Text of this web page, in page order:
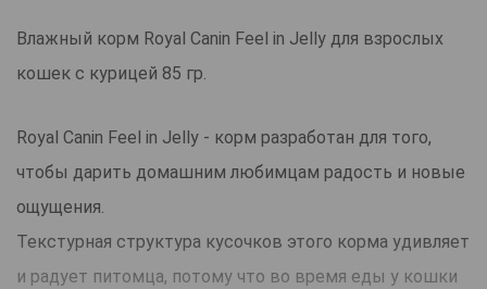
Влажный корм Royal Canin Feel in Jelly для взрослых
кошек с курицей 85 гр.
Royal Canin Feel in Jelly - корм разработан для того,
чтобы дарить домашним любимцам радость и новые
ощущения.
Текстурная структура кусочков этого корма удивляет
и радует питомца, потому что во время еды у кошки